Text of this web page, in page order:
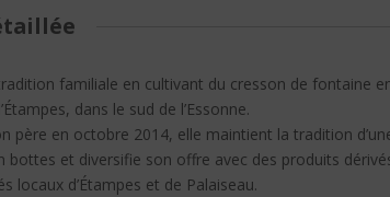
familiale en cultivant du cresson de fontaine
dans le sud de l’Essonne.
père en octobre 2014, elle maintient la tradition
bottes et diversifie son offre avec des produits
locaux d’Étampes et de Palaiseau.